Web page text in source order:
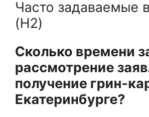
Часто задаваемые
(H2)
Сколько времени
рассмотрение
получение грин-
Екатеринбурге?